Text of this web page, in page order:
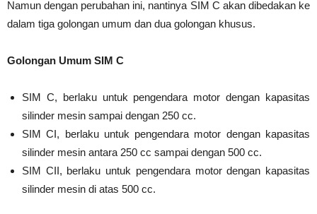
Namun dengan perubahan ini, nantinya SIM C akan dibedakan ke
dalam tiga golongan umum dan dua golongan khusus.
Golongan Umum SIM C
SIM C, berlaku untuk pengendara motor dengan kapasitas
silinder mesin sampai dengan 250 cc.
SIM CI, berlaku untuk pengendara motor dengan kapasitas
silinder mesin antara 250 cc sampai dengan 500 cc.
SIM CII, berlaku untuk pengendara motor dengan kapasitas
silinder mesin di atas 500 cc.